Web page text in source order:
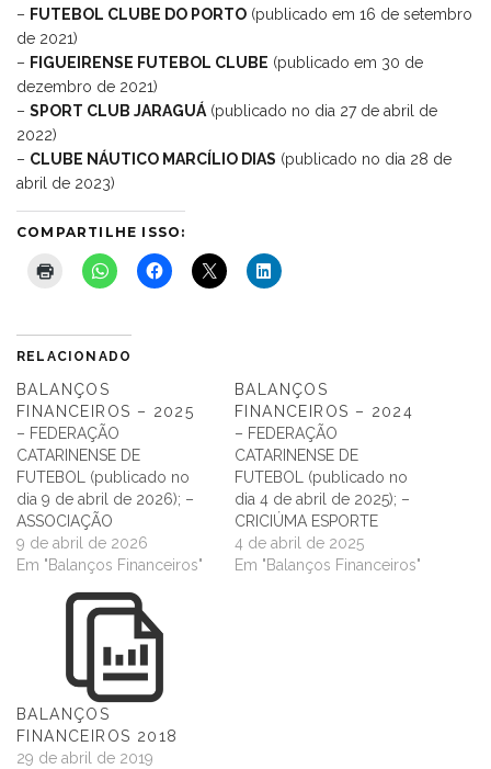
– FUTEBOL CLUBE DO PORTO (publicado em 16 de setembro
de 2021)
– FIGUEIRENSE FUTEBOL CLUBE (publicado em 30 de
dezembro de 2021)
– SPORT CLUB JARAGUÁ (publicado no dia 27 de abril de
2022)
– CLUBE NÁUTICO MARCÍLIO DIAS (publicado no dia 28 de
abril de 2023)
COMPARTILHE ISSO:
RELACIONADO
BALANÇOS
FINANCEIROS – 2025
– FEDERAÇÃO
CATARINENSE DE
FUTEBOL (publicado no
dia 9 de abril de 2026); –
ASSOCIAÇÃO
CHAPECOENS DE
FUTEBOL (publicado no
CRICIÚMA ESPORTE
CLUBE (publicado no dia
29 de abril de 2026); -
BARRA FUTEBOL CLUBE
(publicado no dia 30 de
abril de 2026);…
9 de abril de 2026
Em "Balanços Financeiros"
BALANÇOS
FINANCEIROS – 2024
– FEDERAÇÃO
CATARINENSE DE
FUTEBOL (publicado no
dia 4 de abril de 2025); –
CRICIÚMA ESPORTE
CLUBE (publicado no dia
25 de abril de 2025); -
4 de abril de 2025
Em "Balanços Financeiros"
BALANÇOS
FINANCEIROS 2018
29 de abril de 2019